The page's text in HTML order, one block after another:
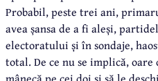
Probabil, peste trei ani,
avea șansa de a fi aleși,
electoratului și în sondaje,
total. De ce nu se implică,